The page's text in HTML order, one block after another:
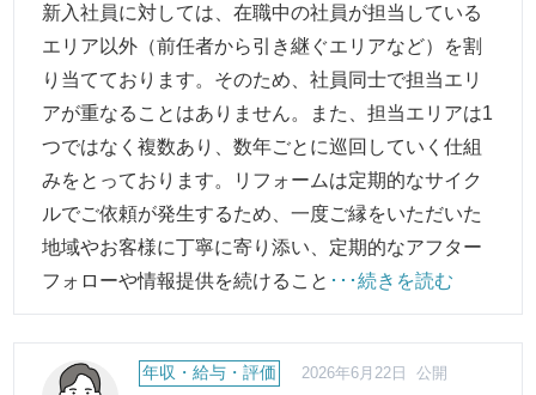
新入社員に対しては、在職中の社員が担当している
エリア以外（前任者から引き継ぐエリアなど）を割
り当てております。そのため、社員同士で担当エリ
アが重なることはありません。また、担当エリアは1
つではなく複数あり、数年ごとに巡回していく仕組
みをとっております。リフォームは定期的なサイク
ルでご依頼が発生するため、一度ご縁をいただいた
地域やお客様に丁寧に寄り添い、定期的なアフター
フォローや情報提供を続けること ･･･続きを読む
年収・給与・評価 2026年6月22日 公開